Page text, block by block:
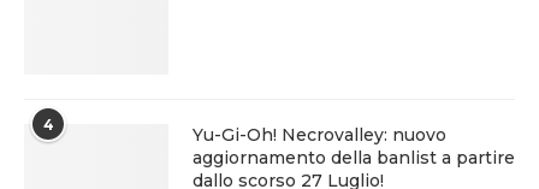
4
Yu-Gi-Oh! Necrovalley: nuovo
aggiornamento della banlist a partire
dallo scorso 27 Luglio!